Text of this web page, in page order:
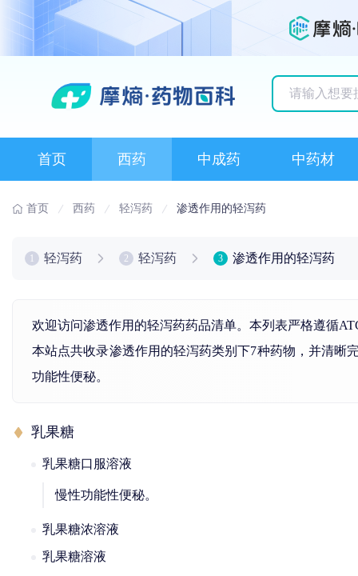
首页 西药 中成药 中药材
首页 西药 轻泻药 渗透作用的轻泻药
轻泻药 2 轻泻药 3 渗透作用的轻泻药
欢迎访问渗透作用的轻泻药药品清单。本列表严格遵循
本站点共收录渗透作用的轻泻药类别下7种药物，并清晰
功能性便秘。
乳果糖
乳果糖口服溶液
慢性功能性便秘。
乳果糖浓溶液
乳果糖溶液